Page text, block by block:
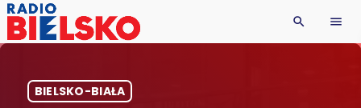
search menu
BIELSKO-BIAŁA